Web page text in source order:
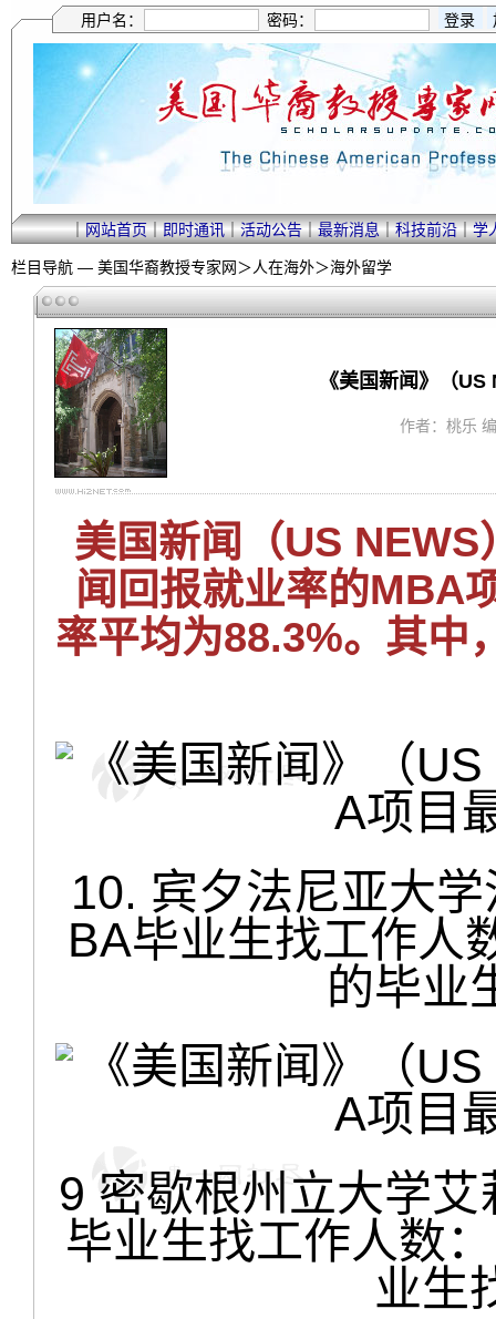
用户名： 密码：
｜网站首页｜即时通讯｜活动公告｜最新消息｜科技前沿｜学
栏目导航 — 美国华裔教授专家网＞人在海外＞海外留学
《美国新闻》（
作者：桃乐
美国新闻（US
闻回报就业率的MBA
率平均为88.3%。其中
10. 宾夕法尼亚大
BA毕业生找工作人
的毕业
9 密歇根州立大学
毕业生找工作人数
业生